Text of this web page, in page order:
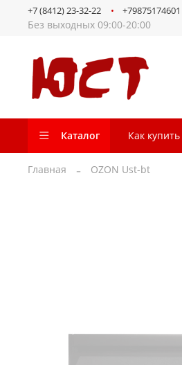
Без выходных 09:00-20:00
+7 (8412) 23-32-22 +79875174601
Каталог Как купить
Главная OZON Ust-bt